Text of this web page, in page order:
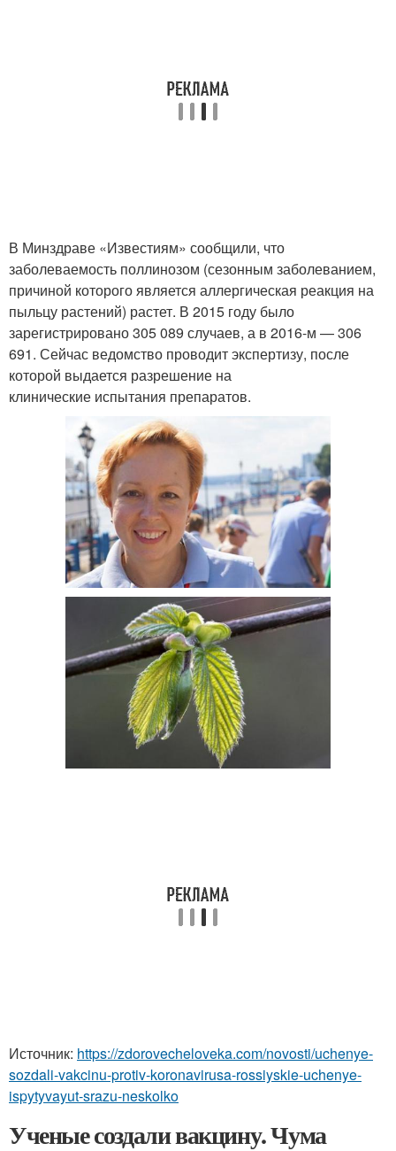
В Минздраве «Известиям» сообщили, что
заболеваемость поллинозом (сезонным заболеванием,
причиной которого является аллергическая реакция на
пыльцу растений) растет. В 2015 году было
зарегистрировано 305 089 случаев, а в 2016-м — 306
691. Сейчас ведомство проводит экспертизу, после
которой выдается разрешение на
клинические испытания препаратов.
Источник: https://zdorovecheloveka.com/novosti/uchenye-
sozdali-vakcinu-protiv-koronavirusa-rossiyskie-uchenye-
ispytyvayut-srazu-neskolko
Ученые создали вакцину. Чума